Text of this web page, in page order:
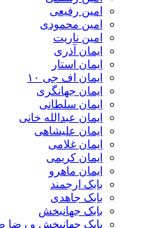
امین رفیعی
امین محمودی
امین ناریت
ایمان آذری
ایمان استار
ایمان اف جی ۱۰
ایمان جهانگری
ایمان سلطانی
ایمان عبدالله خانی
ایمان علیشاهی
ایمان غلامی
ایمان کریمی
ایمان ماهرو
بابک ارجمند
بابک جاهدی
بابک جهانبخش
بابک جهانبخش و رضا صادقی